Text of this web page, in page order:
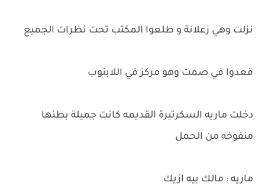
نزلت وهي زعلانة و طلعوا المكتب تحت نظرات الجميع
قعدوا في صمت وهو مركز في اللابتوب
دخلت ماريه السكرتيرة القديمه كانت جميلة بطنها
منفوخه من الحمل
ماريه : مالك بيه ازيك